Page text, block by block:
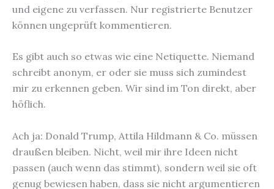
und eigene zu verfassen. Nur registrierte Benutzer
können ungeprüft kommentieren.
Es gibt auch so etwas wie eine Netiquette. Niemand
schreibt anonym, er oder sie muss sich zumindest
mir zu erkennen geben. Wir sind im Ton direkt, aber
höflich.
Ach ja: Donald Trump, Attila Hildmann & Co. müssen
draußen bleiben. Nicht, weil mir ihre Ideen nicht
passen (auch wenn das stimmt), sondern weil sie oft
genug bewiesen haben, dass sie nicht argumentieren